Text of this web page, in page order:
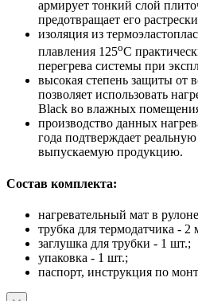
армирует тонкий слой
предотвращает его
изоляция из
плавления 125оС
перегрева системы при
высокая степень защиты от
позволяет использовать
Black во влажных
производство данных
года подтверждает
выпускаемую продукцию.
Состав комплекта:
нагревательный мат в
трубка для термодатчика - 2
заглушка для трубки - 1 шт.;
упаковка - 1 шт.;
паспорт, инструкция по